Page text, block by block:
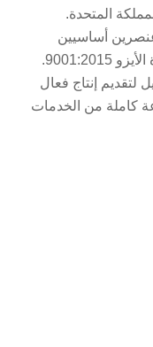
المتحدة.
عنصرين أساسيين
للمؤسسة حيث أنها حاصلة على شهادة الأيزو 9001:2015.
لتقديم إنتاج فعال
كاملة من الخدمات